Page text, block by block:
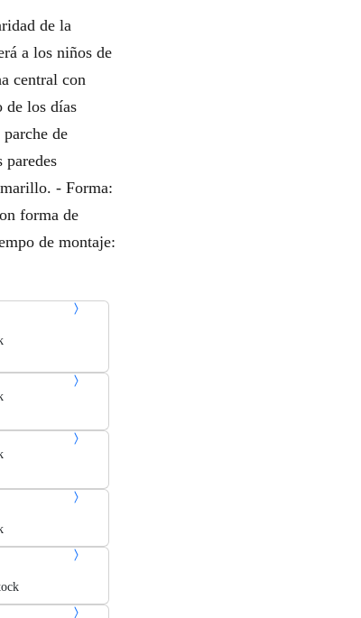
de la
a los niños de
central con
de los días
de
- Forma:
forma de
de montaje: